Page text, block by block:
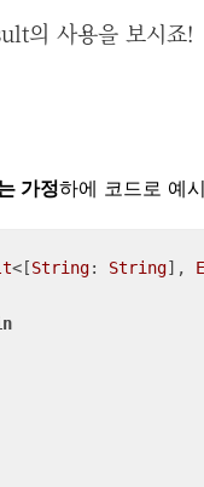
의 사용을 보시죠!
가정하에 코드로 예
<[String: String],